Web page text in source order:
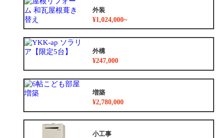
外装
¥1,024,000~
外構
¥247,000
増築
¥2,780,000
小工事